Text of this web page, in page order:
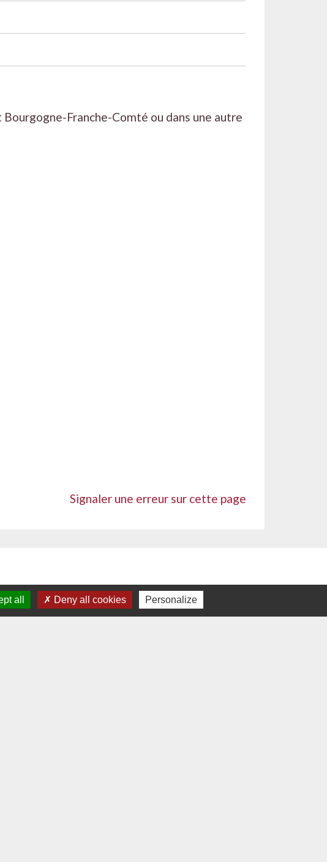
Franche-Comté ou dans une autre
Signaler une erreur sur cette page
all Deny all cookies Personalize